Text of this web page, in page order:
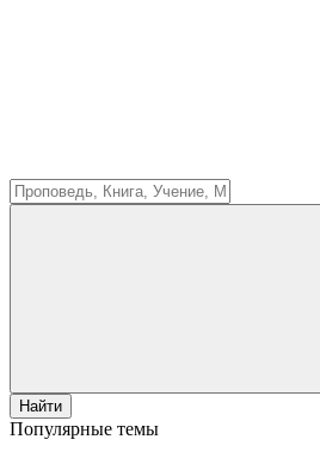
Найти
Популярные темы